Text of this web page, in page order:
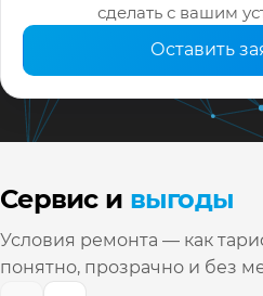
сделать с вашим
Оставить
Сервис и выгоды
Условия ремонта — как
понятно, прозрачно и без